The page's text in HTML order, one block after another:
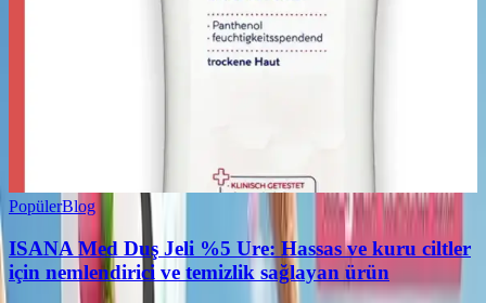
PopülerBlog
ISANA Med Duş Jeli %5 Ure: Hassas ve kuru ciltler
için nemlendirici ve temizlik sağlayan ürün